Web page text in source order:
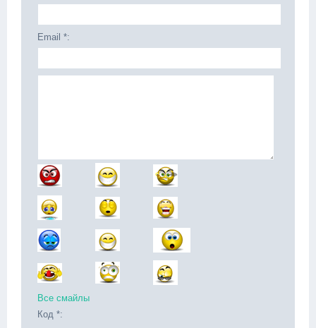
Email *:
Все смайлы
Код *: